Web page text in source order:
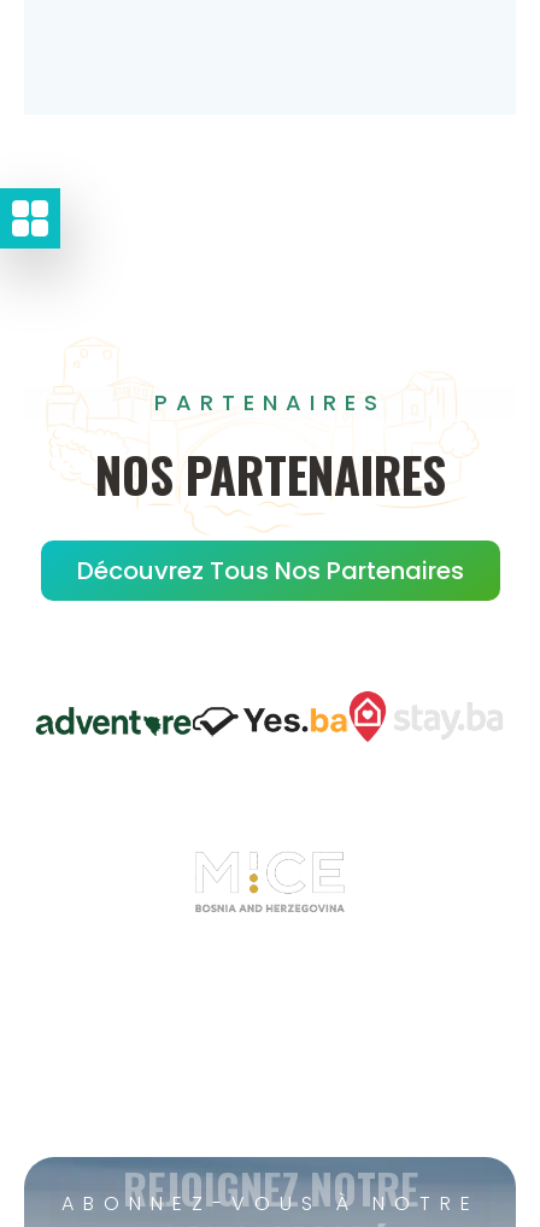
PARTENAIRES
NOS PARTENAIRES
Découvrez Tous Nos Partenaires
ABONNEZ-VOUS À NOTRE
REJOIGNEZ NOTRE